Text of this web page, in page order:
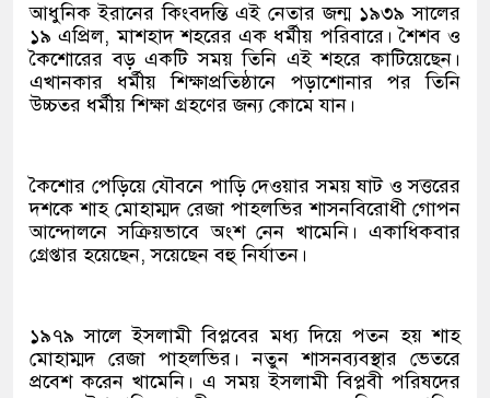
আধুনিক ইরানের কিংবদন্তি এই নেতার জন্ম ১৯৩৯ সালের
১৯ এপ্রিল, মাশহাদ শহরের এক ধর্মীয় পরিবারে। শৈশব ও
কৈশোরের বড় একটি সময় তিনি এই শহরে কাটিয়েছেন।
এখানকার ধর্মীয় শিক্ষাপ্রতিষ্ঠানে পড়াশোনার পর তিনি
উচ্চতর ধর্মীয় শিক্ষা গ্রহণের জন্য কোমে যান।
কৈশোর পেড়িয়ে যৌবনে পাড়ি দেওয়ার সময় ষাট ও সত্তরের
দশকে শাহ মোহাম্মদ রেজা পাহলভির শাসনবিরোধী গোপন
আন্দোলনে সক্রিয়ভাবে অংশ নেন খামেনি। একাধিকবার
গ্রেপ্তার হয়েছেন, সয়েছেন বহু নির্যাতন।
১৯৭৯ সালে ইসলামী বিপ্লবের মধ্য দিয়ে পতন হয় শাহ
মোহাম্মদ রেজা পাহলভির। নতুন শাসনব্যবস্থার ভেতরে
প্রবেশ করেন খামেনি। এ সময় ইসলামী বিপ্লবী পরিষদের